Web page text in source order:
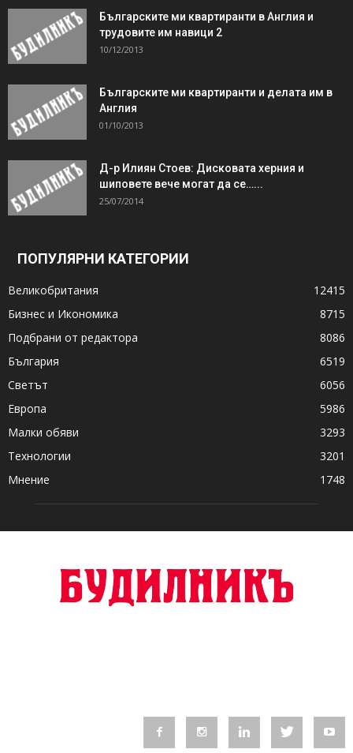
Българските ми квартиранти в Англия и
трудовите им навици 2
10/12/2013
Българските ми квартиранти и делата им в
Англия
01/10/2013
Д-р Илиян Стоев: Дисковата херния и
шиповете вече могат да се…...
25/07/2014
ПОПУЛЯРНИ КАТЕГОРИИ
Великобритания
12415
Бизнес и Икономика
8715
Подбрани от редактора
8086
България
6519
Светът
6056
Европа
5986
Малки обяви
3293
Технологии
3201
Мнение
1748